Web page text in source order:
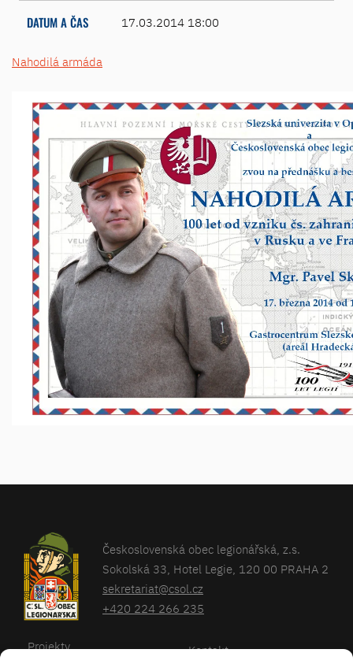
DATUM A ČAS 17.03.2014 18:00
Nahodilá armáda
Československá obec legionářská, z.s.
Sokolská 33, Hotel Legie, 120 00 PRAHA 2
sekretariat@csol.cz
+420 224 266 235
Projekty Kontakt